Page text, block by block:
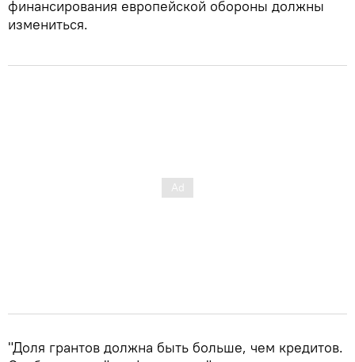
финансирования европейской обороны должны
измениться.
"Доля грантов должна быть больше, чем кредитов.